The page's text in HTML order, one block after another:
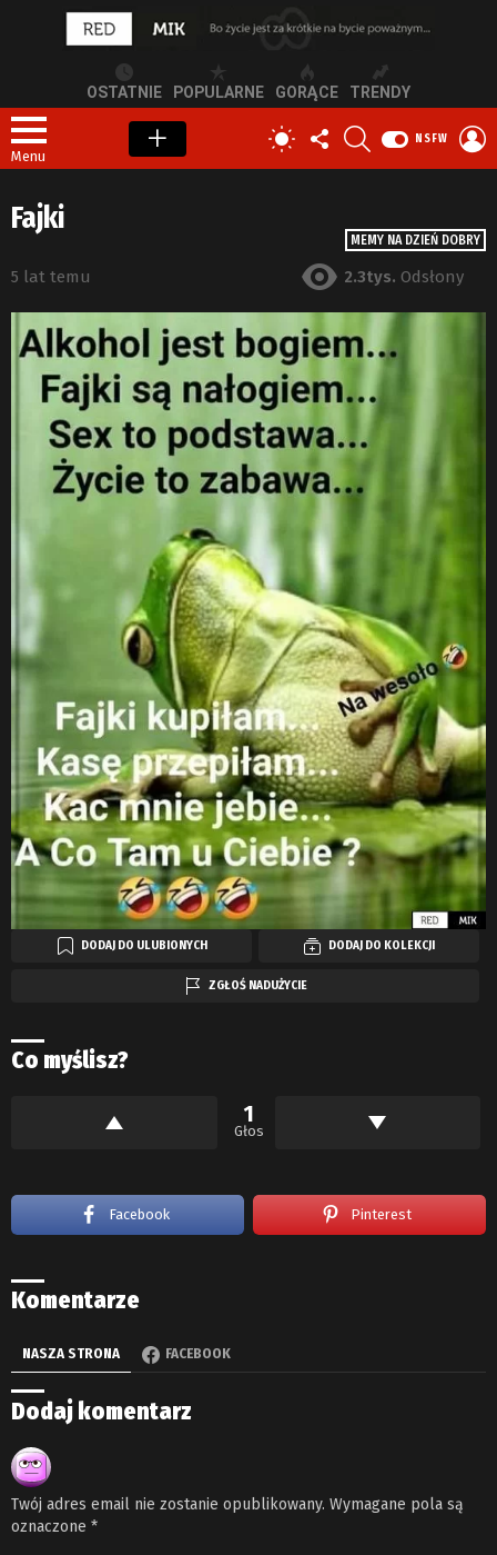
OSTATNIE POPULARNE GORĄCE TRENDY
Menu
PRZEŁĄCZ
SKÓRKĘ
OBSERWUJ
NAS
NSFW
MEMY NA DZIEŃ DOBRY
Fajki
5 lat temu 2.3tys. Odsłony
DODAJ DO ULUBIONYCH DODAJ DO KOLEKCJI
ZGŁOŚ NADUŻYCIE
Co myślisz?
1
Głos
Facebook Pinterest
Komentarze
NASZA STRONA FACEBOOK
Dodaj komentarz
Twój adres email nie zostanie opublikowany. Wymagane pola są
oznaczone *